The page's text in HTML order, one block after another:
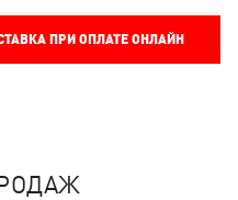
ПРИ ОПЛАТЕ ОНЛАЙН